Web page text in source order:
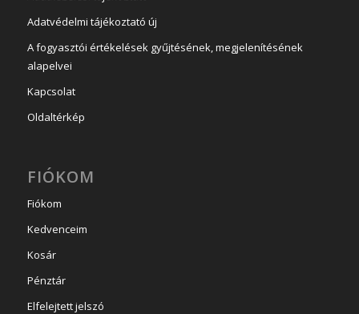
Adatvédelmi tájékoztató új
A fogyasztói értékelések gyűjtésének, megjelenítésének
alapelvei
Kapcsolat
Oldaltérkép
FIÓKOM
Fiókom
Kedvenceim
Kosár
Pénztár
Elfelejtett jelszó